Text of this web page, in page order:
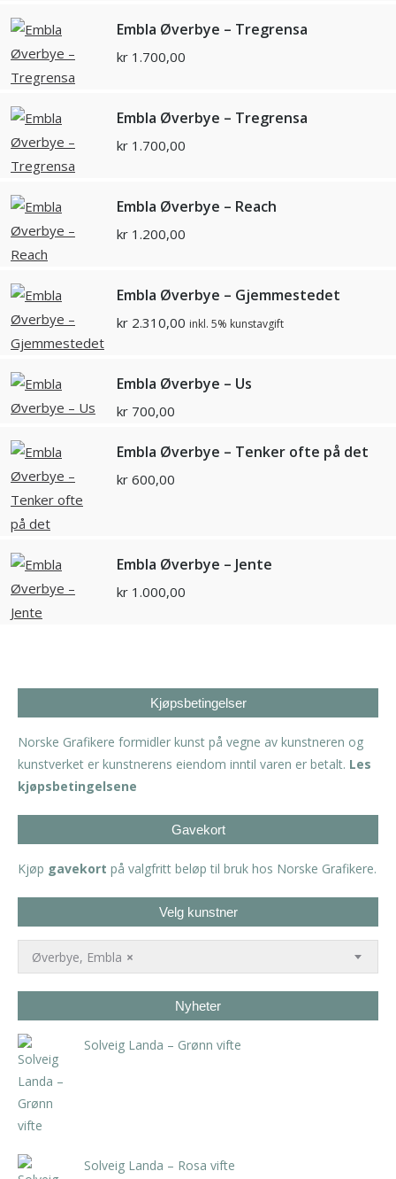
Embla Øverbye – Tregrensa
kr 1.700,00
Embla Øverbye – Tregrensa
kr 1.700,00
Embla Øverbye – Reach
kr 1.200,00
Embla Øverbye – Gjemmestedet
kr 2.310,00 inkl. 5% kunstavgift
Embla Øverbye – Us
kr 700,00
Embla Øverbye – Tenker ofte på det
kr 600,00
Embla Øverbye – Jente
kr 1.000,00
Kjøpsbetingelser
Norske Grafikere formidler kunst på vegne av kunstneren og
kunstverket er kunstnerens eiendom inntil varen er betalt. Les
kjøpsbetingelsene
Gavekort
Kjøp gavekort på valgfritt beløp til bruk hos Norske Grafikere.
Velg kunstner
×
Øverbye, Embla
Nyheter
Solveig Landa – Grønn vifte
Solveig Landa – Rosa vifte